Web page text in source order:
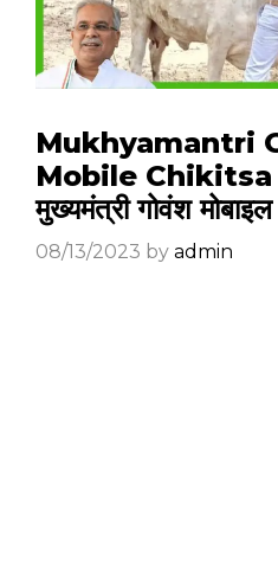
Mukhyamantri
Mobile Chikitsa
मुख्यमंत्री गोवंश
08/13/2023 by admin